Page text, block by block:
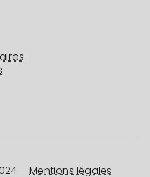
Mentions légales